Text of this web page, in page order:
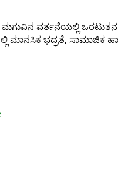
ವರ್ತನೆಯಲ್ಲಿ
ಭದ್ರತೆ, ಸಾಮಾಜಿಕ